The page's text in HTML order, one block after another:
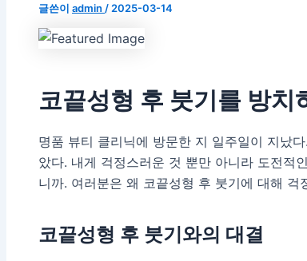
글쓴이 admin / 2025-03-14
코끝성형 후 붓기를 방치
명품 뷰티 클리닉에 방문한 지 일주일이 지났
았다. 내게 걱정스러운 것 뿐만 아니라 도전적
니까. 여러분은 왜 코끝성형 후 붓기에 대해 걱
코끝성형 후 붓기와의 대결